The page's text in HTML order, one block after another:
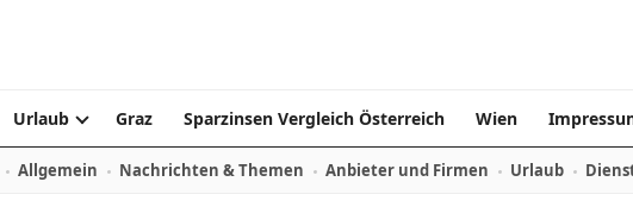
Urlaub Graz Sparzinsen Vergleich Österreich Wien
Allgemein Nachrichten & Themen Anbieter und Firmen Urlaub